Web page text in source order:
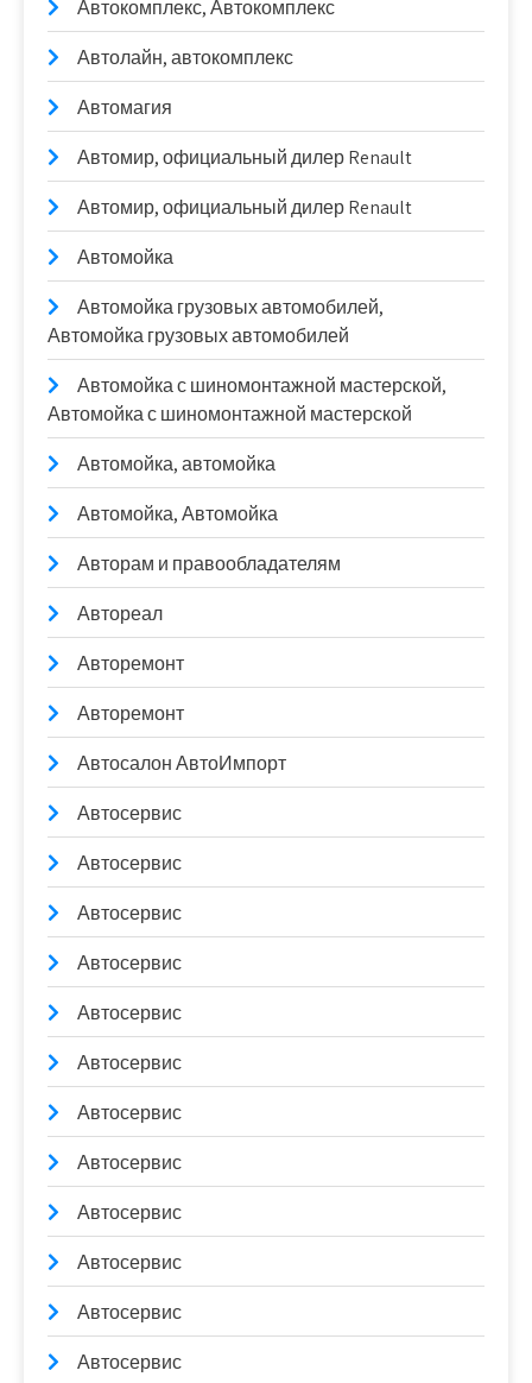
Автокомплекс, Автокомплекс
Автолайн, автокомплекс
Автомагия
Автомир, официальный дилер Renault
Автомир, официальный дилер Renault
Автомойка
Автомойка грузовых автомобилей,
Автомойка грузовых автомобилей
Автомойка с шиномонтажной мастерской,
Автомойка с шиномонтажной мастерской
Автомойка, автомойка
Автомойка, Автомойка
Авторам и правообладателям
Автореал
Авторемонт
Авторемонт
Автосалон АвтоИмпорт
Автосервис
Автосервис
Автосервис
Автосервис
Автосервис
Автосервис
Автосервис
Автосервис
Автосервис
Автосервис
Автосервис
Автосервис